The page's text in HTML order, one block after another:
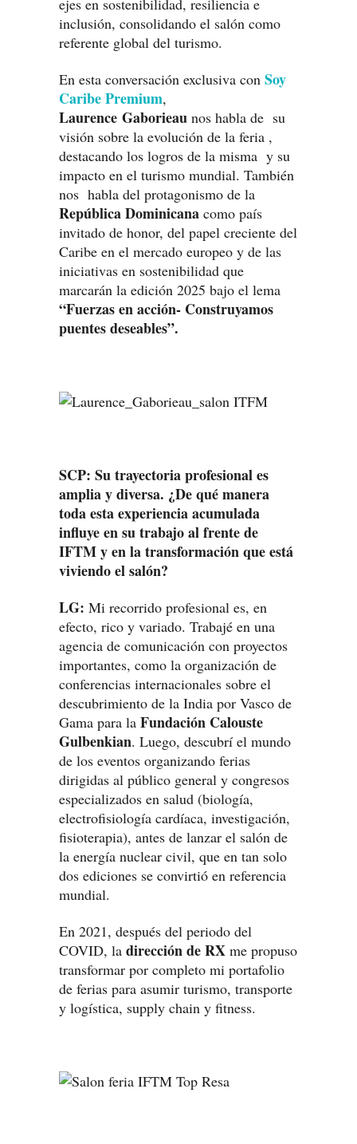
ejes en sostenibilidad, resiliencia e
inclusión, consolidando el salón como
referente global del turismo.
En esta conversación exclusiva con Soy
Caribe Premium,
Laurence Gaborieau nos habla de su
visión sobre la evolución de la feria ,
destacando los logros de la misma y su
impacto en el turismo mundial. También
nos habla del protagonismo de la
República Dominicana como país
invitado de honor, del papel creciente del
Caribe en el mercado europeo y de las
iniciativas en sostenibilidad que
marcarán la edición 2025 bajo el lema
“Fuerzas en acción- Construyamos
puentes deseables”.
SCP: Su trayectoria profesional es
amplia y diversa. ¿De qué manera
toda esta experiencia acumulada
influye en su trabajo al frente de
IFTM y en la transformación que está
viviendo el salón?
LG: Mi recorrido profesional es, en
efecto, rico y variado. Trabajé en una
agencia de comunicación con proyectos
importantes, como la organización de
conferencias internacionales sobre el
descubrimiento de la India por Vasco de
Gama para la Fundación Calouste
Gulbenkian. Luego, descubrí el mundo
de los eventos organizando ferias
dirigidas al público general y congresos
especializados en salud (biología,
electrofisiología cardíaca, investigación,
fisioterapia), antes de lanzar el salón de
la energía nuclear civil, que en tan solo
dos ediciones se convirtió en referencia
mundial.
En 2021, después del periodo del
COVID, la dirección de RX me propuso
transformar por completo mi portafolio
de ferias para asumir turismo, transporte
y logística, supply chain y fitness.